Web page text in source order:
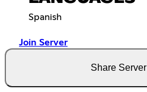
Spanish
Join Server
Share Server